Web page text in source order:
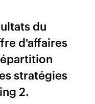
du
d'affaires
stratégies
2.